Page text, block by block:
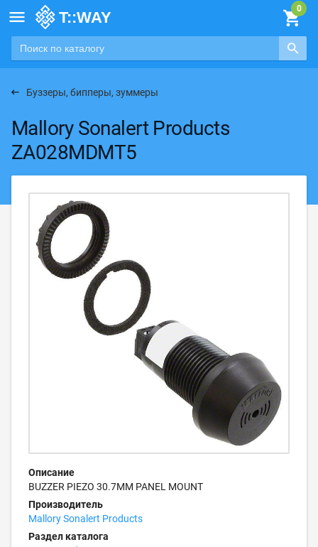

Буззеры, бипперы, зуммеры
Mallory Sonalert Products
ZA028MDMT5
Описание
BUZZER PIEZO 30.7MM PANEL MOUNT
Производитель
Mallory Sonalert Products
Раздел каталога